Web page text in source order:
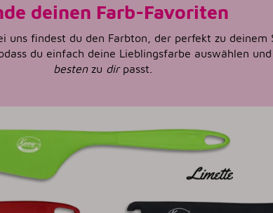
deinen Farb-Favoriten
uns findest du den Farbton, der perfekt zu deinem
du einfach deine Lieblingsfarbe auswählen
besten zu dir passt.